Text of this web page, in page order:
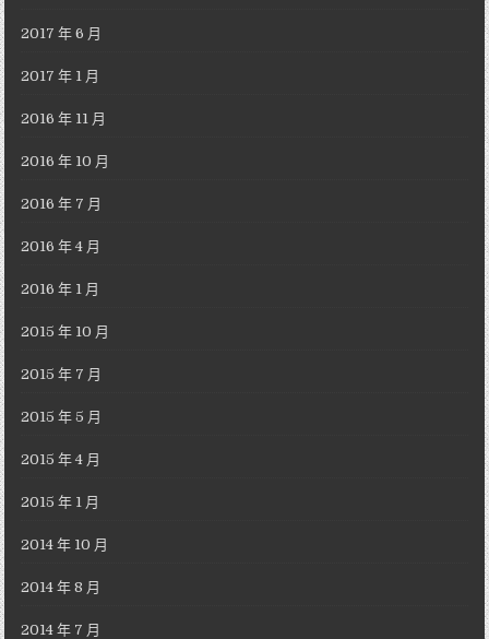
2017 年 6 月
2017 年 1 月
2016 年 11 月
2016 年 10 月
2016 年 7 月
2016 年 4 月
2016 年 1 月
2015 年 10 月
2015 年 7 月
2015 年 5 月
2015 年 4 月
2015 年 1 月
2014 年 10 月
2014 年 8 月
2014 年 7 月